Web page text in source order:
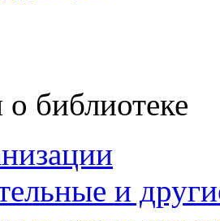
библиотеке
и